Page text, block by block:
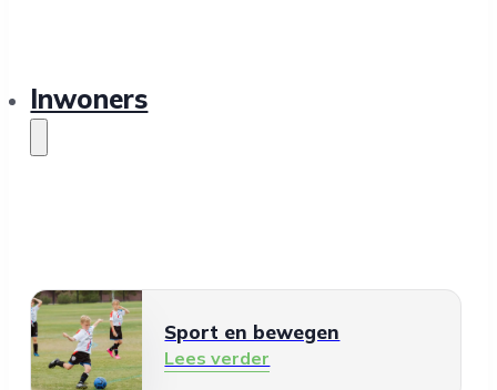
Inwoners
Sport en bewegen
Lees verder